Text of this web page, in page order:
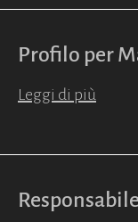
Profilo per
Leggi di più